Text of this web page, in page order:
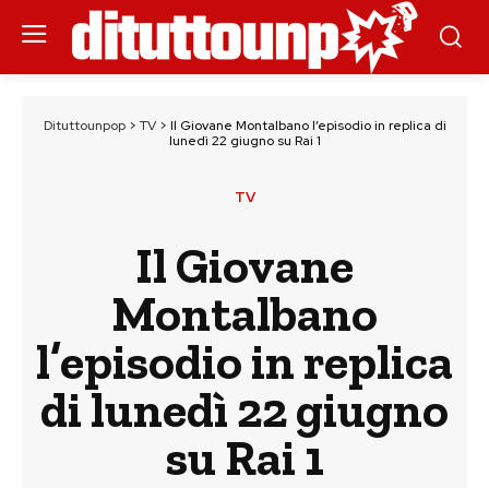
Dituttounpop> TV> Il Giovane Montalbano l’episodio in replica di
lunedì 22 giugno su Rai 1
TV
Il Giovane
Montalbano
l’episodio in replica
di lunedì 22 giugno
su Rai 1